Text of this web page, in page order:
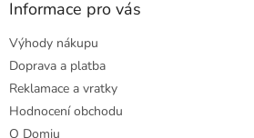
Informace pro vás
Výhody nákupu
Doprava a platba
Reklamace a vratky
Hodnocení obchodu
O Domiu